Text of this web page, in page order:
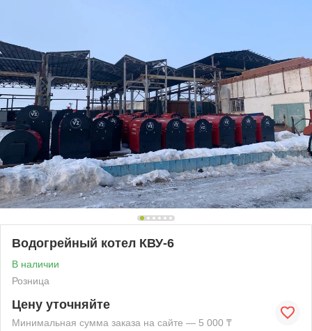
Водогрейный котел КВУ-6
В наличии
Розница
Цену уточняйте
Минимальная сумма заказа на сайте — 5 000 ₸